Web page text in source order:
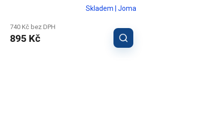
Skladem | Joma
740 Kč bez DPH
895 Kč